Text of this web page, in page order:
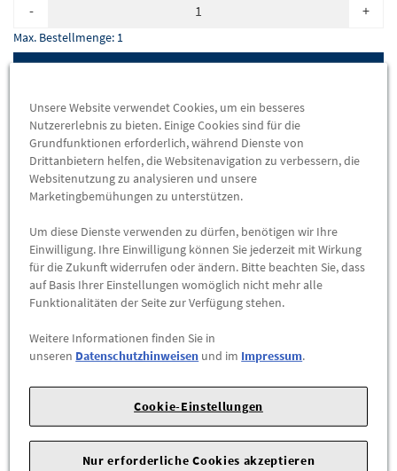
- +
Max. Bestellmenge: 1
D C 72 db (B)
EU-REIFENLABEL
Herstellerangaben:FORD-Werke GmbH |Henry-Ford-Straße
50735 Köln |Tel: 022199992999 |E-Mail:
kunden@ford.com|Webseite:https://www.ford.de
Sommerreifen
CrossContact LX
265/60 R18 110 T
DOT: 21/2022
Unsere Website verwendet Cookies, um ein besseres
Nutzererlebnis zu bieten. Einige Cookies sind für die
Grundfunktionen erforderlich, während Dienste von
Drittanbietern helfen, die Websitenavigation zu verbessern, die
Websitenutzung zu analysieren und unsere
Marketingbemühungen zu unterstützen.
Um diese Dienste verwenden zu dürfen, benötigen wir Ihre
Einwilligung. Ihre Einwilligung können Sie jederzeit mit Wirkung
für die Zukunft widerrufen oder ändern. Bitte beachten Sie, dass
auf Basis Ihrer Einstellungen womöglich nicht mehr alle
Funktionalitäten der Seite zur Verfügung stehen.
Weitere Informationen finden Sie in
unseren Datenschutzhinweisen und im Impressum.
Cookie-Einstellungen
Nur erforderliche Cookies akzeptieren